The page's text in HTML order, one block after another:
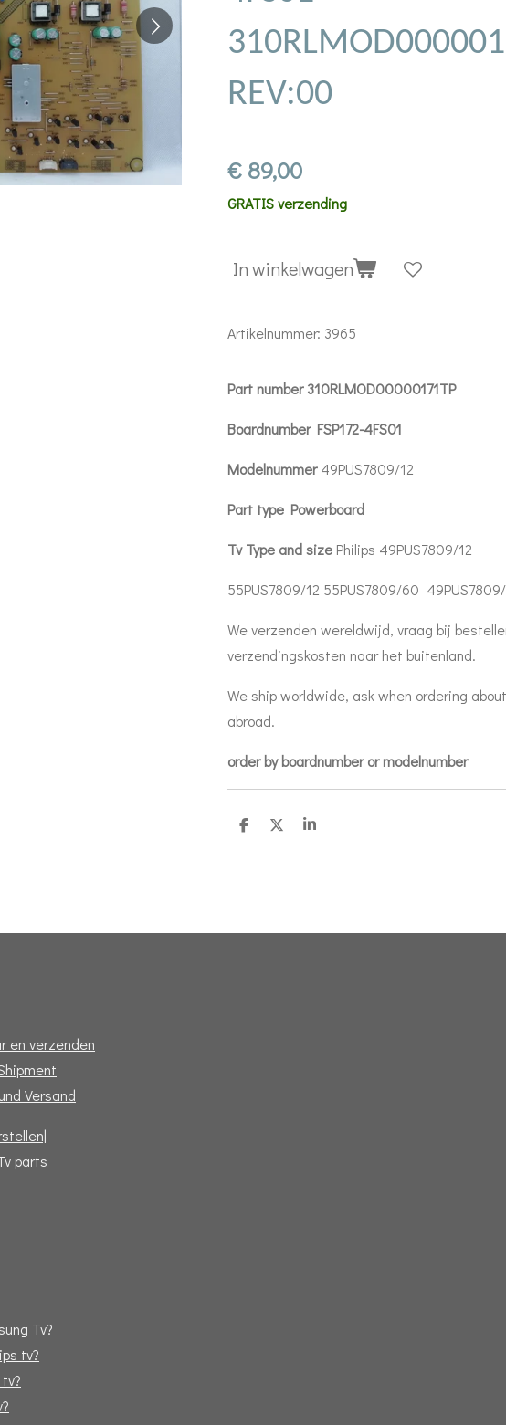
REV:00
€ 89,00
GRATIS verzending
In winkelwagen
Artikelnummer: 3965
Part number 310RLMOD00000171TP
Boardnumber FSP172-4FS01
Modelnummer49PUS7809/12
Part type Powerboard
Tv Type and size Philips 49PUS7809/12
55PUS7809/12 55PUS7809/60
We verzenden wereldwijd, vraag bij
verzendingskosten naar het buitenland.
We ship worldwide, ask when ordering
abroad.
order by boardnumber or modelnumber
D
D
S
en verzenden
Versand
parts
Tv?
tv?